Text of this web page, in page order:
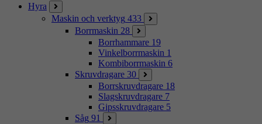
Hyra
Maskin och verktyg 433
Borrmaskin 28
Borrhammare 19
Vinkelborrmaskin 1
Kombiborrmaskin 6
Skruvdragare 30
Borrskruvdragare 18
Slagskruvdragare 7
Gipsskruvdragare 5
Såg 91